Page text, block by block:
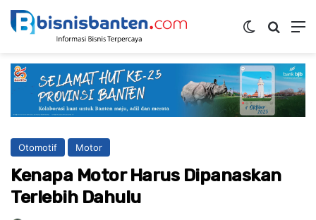
Switch skin
Otomotif Motor
Kenapa Motor Harus Dipanaskan
Terlebih Dahulu